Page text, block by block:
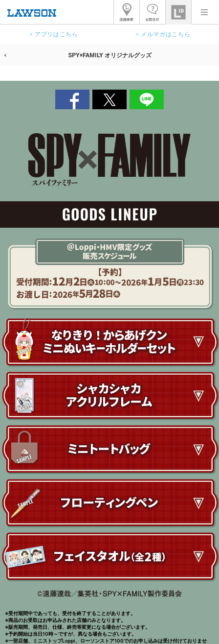
> アプリはこちら > メルマガはこちら
SPY×FAMILY オリジナルグッズ
※受付期間中であっても、受付を終了することがあります。
※商品のお受取はお申込みされた店舗のみとなります。
※販売期間、発売日、仕様、終売等変更になる場合がございます。
※予約開始は当日10時～ですが、異なる場合もございます。
※一部店舗、ミニストップLoppi、ローソンストア100でのお申し込みは受け付けておりませ